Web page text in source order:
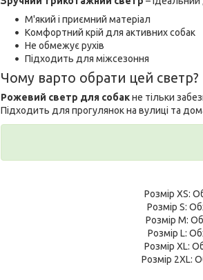
М'який і приємний матеріал
Комфортний крій для активних собак
Не обмежує рухів
Підходить для міжсезоння
Чому варто обрати цей светр?
Рожевий светр для собакне тільки
Підходить для прогулянок на вулиці та
Розмір XS:
Розмір S:
Розмір M:
Розмір L:
Розмір XL:
Розмір 2XL: